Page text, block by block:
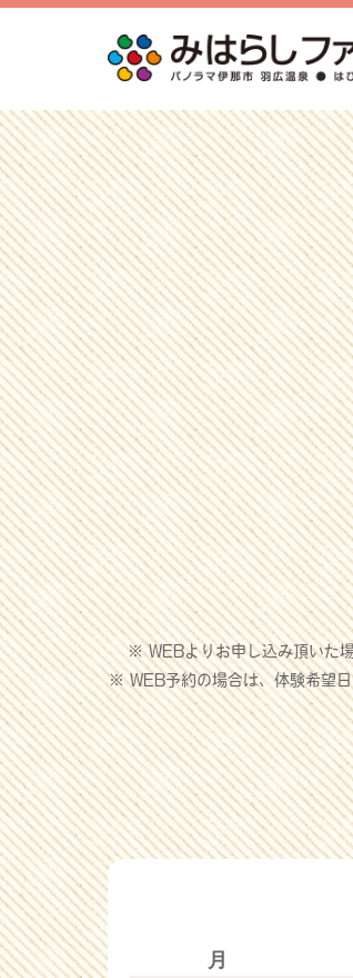
※ WEBよりお申し込み頂いた
※ WEB予約の場合は、体験希望
月